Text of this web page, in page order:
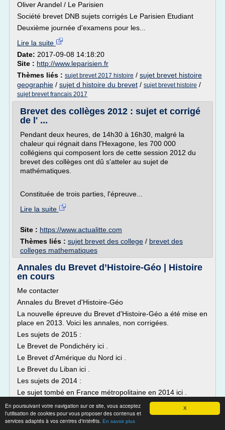
X
En poursuivant votre navigation sur ce site, vous acceptez
l'utilisation de cookies pour vous proposer des contenus et
services adaptés à vos centres d'intérêts. En savoir plus
Oliver Arandel / Le Parisien
Société brevet DNB sujets corrigés Le Parisien Etudiant
Deuxième journée d'examens pour les...
Lire la suite
Date: 2017-09-08 14:18:20
Site : http://www.leparisien.fr
Thèmes liés : sujet brevet 2017 histoire / sujet brevet histoire
geographie / sujet d histoire du brevet / sujet brevet histoire /
sujet brevet francais 2017
Brevet des collèges 2012 : sujet et corrigé
de l' ...
Pendant deux heures, de 14h30 à 16h30, malgré la
chaleur qui régnait dans l'Hexagone, les 700 000
collégiens qui composent lors de cette session 2012 du
brevet des collèges ont dû s'atteler au sujet de
mathématiques.
Constituée de trois parties, l'épreuve...
Lire la suite
Site : https://www.actualitte.com
Thèmes liés : sujet brevet des college / brevet des
colleges mathematiques
Annales du Brevet d’Histoire-Géo | Histoire
en cours
Me contacter
Annales du Brevet d'Histoire-Géo
La nouvelle épreuve du Brevet d'Histoire-Géo a été mise en
place en 2013. Voici les annales, non corrigées.
Les sujets de 2015 :
Le Brevet de Pondichéry ici .
Le Brevet d'Amérique du Nord ici .
Le Brevet du Liban ici .
Les sujets de 2014 :
Le sujet tombé en France métropolitaine en 2014 ici .
Le...
Lire la suite